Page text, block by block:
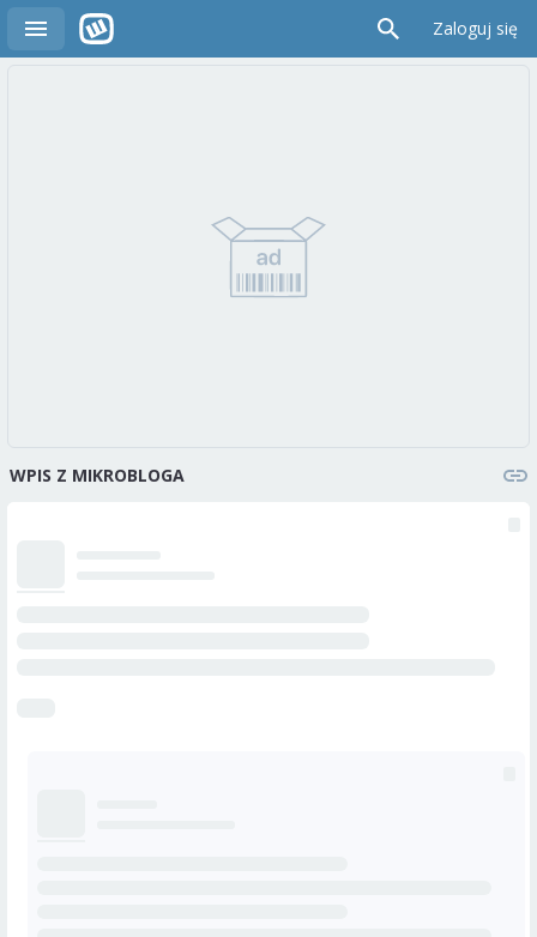
Zaloguj się
WPIS Z MIKROBLOGA